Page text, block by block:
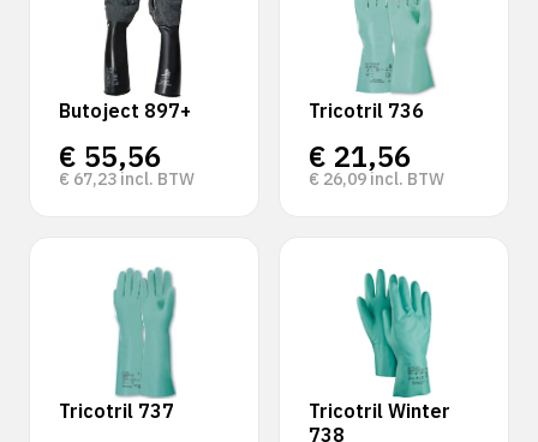
Butoject 897+
€ 55,56
€ 67,23 incl. BTW
Tricotril 736
€ 21,56
€ 26,09 incl. BTW
Tricotril 737
Tricotril Winter
738